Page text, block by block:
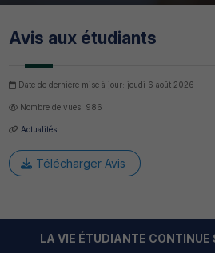
Avis aux étudiants
Date de dernière mise à jour: jeudi 6 août 2026
Nombre de vues: 986
Actualités
Télécharger Avis
LA VIE ÉTUDIANTE CONTINUE